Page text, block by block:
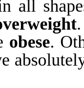
all
obese.